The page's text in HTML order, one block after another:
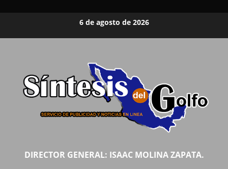
6 de agosto de 2026
DIRECTOR GENERAL: ISAAC MOLINA ZAPATA.